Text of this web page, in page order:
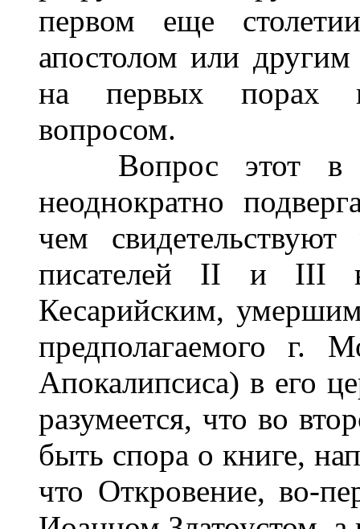
первом еще
апостолом или
на первых порах
вопросом.
Вопрос этот в
неоднократно
чем
писателей II и III
Кесарийским,
предполагаемого г.
Апокалипсиса) в его
разумеется, что во
быть спора о книге,
что Откровение, во-